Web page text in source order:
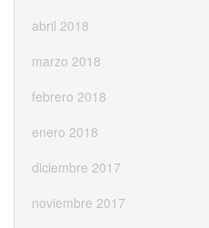
abril 2018
marzo 2018
febrero 2018
enero 2018
diciembre 2017
noviembre 2017